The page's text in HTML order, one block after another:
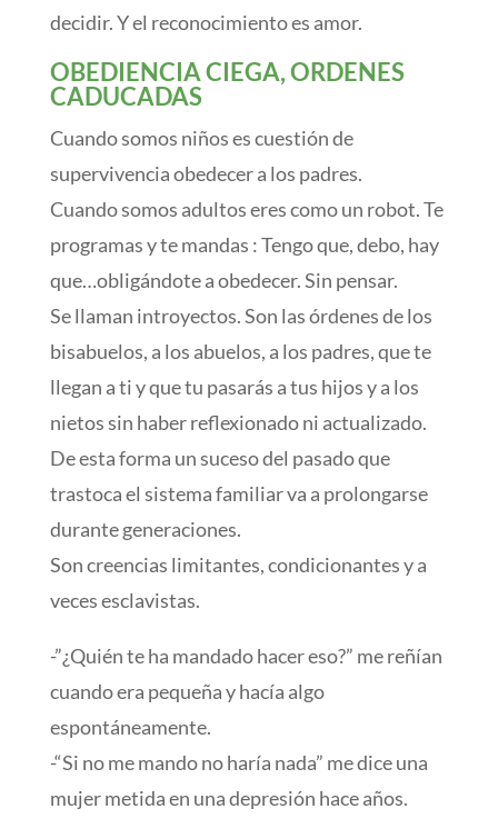
decidir. Y el reconocimiento es amor.
OBEDIENCIA CIEGA, ORDENES
CADUCADAS
Cuando somos niños es cuestión de
supervivencia obedecer a los padres.
Cuando somos adultos eres como un robot. Te
programas y te mandas : Tengo que, debo, hay
que…obligándote a obedecer. Sin pensar.
Se llaman introyectos. Son las órdenes de los
bisabuelos, a los abuelos, a los padres, que te
llegan a ti y que tu pasarás a tus hijos y a los
nietos sin haber reflexionado ni actualizado.
De esta forma un suceso del pasado que
trastoca el sistema familiar va a prolongarse
durante generaciones.
Son creencias limitantes, condicionantes y a
veces esclavistas.
-”¿Quién te ha mandado hacer eso?” me reñían
cuando era pequeña y hacía algo
espontáneamente.
-“Si no me mando no haría nada” me dice una
mujer metida en una depresión hace años.